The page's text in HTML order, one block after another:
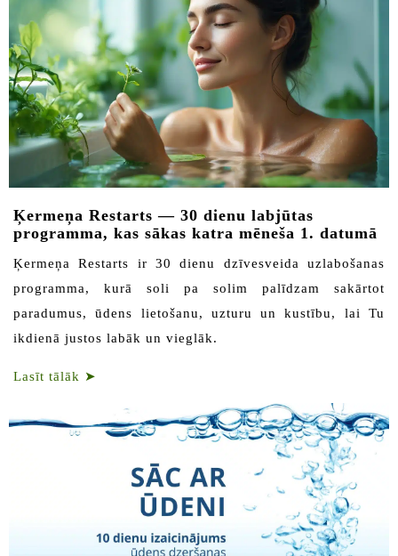
Ķermeņa Restarts — 30 dienu labjūtas
programma, kas sākas katra mēneša 1. datumā
Ķermeņa Restarts ir 30 dienu dzīvesveida uzlabošanas
programma, kurā soli pa solim palīdzam sakārtot
paradumus, ūdens lietošanu, uzturu un kustību, lai Tu
ikdienā justos labāk un vieglāk.
Lasīt tālāk ➤